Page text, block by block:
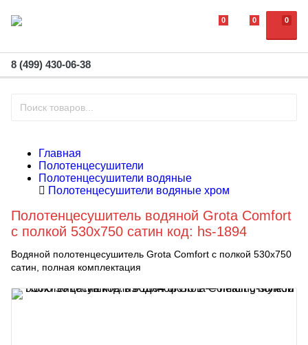
0
0 0
8 (499) 430-06-38
Главная
Полотенцесушители
Полотенцесушители водяные
Полотенцесушители водяные хром
Полотенцесушитель водяной Grota Comfort
с полкой 530x750 сатин код: hs-1894
Водяной полотенцесушитель Grota Comfort с полкой 530х750
сатин, полная комплектация